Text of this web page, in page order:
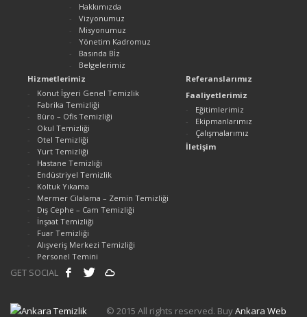
Hakkımızda
Vizyonumuz
Misyonumuz
Yönetim Kadromuz
Basında Bİz
Belgelerimiz
Hizmetlerimiz
Konut İşyeri Genel Temizlik
Fabrika Temizliği
Büro – Ofis Temizliği
Okul Temizliği
Otel Temizliği
Yurt Temizliği
Hastane Temizliği
Endüstriyel Temizlik
Koltuk Yıkama
Mermer Cilalama – Zemin Temizliği
Dış Cephe – Cam Temizliği
İnşaat Temizliği
Fuar Temizliği
Alışveriş Merkezi Temizliği
Personel Temini
Referanslarımız
Faaliyetlerimiz
Eğitimlerimiz
Ekipmanlarımız
Çalışmalarımız
İletişim
GET SOCIAL
© 2015 All rights reserved. BuyAnkara Web